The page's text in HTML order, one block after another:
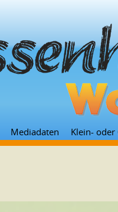
Mediadaten Klein- oder